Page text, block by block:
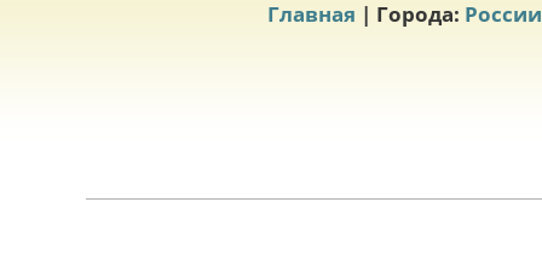
Главная | Города: России